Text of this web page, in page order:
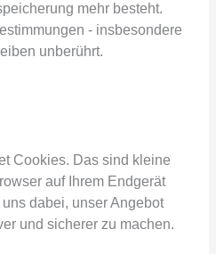
mehr besteht.
- insbesondere
unberührt.
Cookies. Das sind kleine
auf Ihrem Endgerät
dabei, unser Angebot
und sicherer zu machen.